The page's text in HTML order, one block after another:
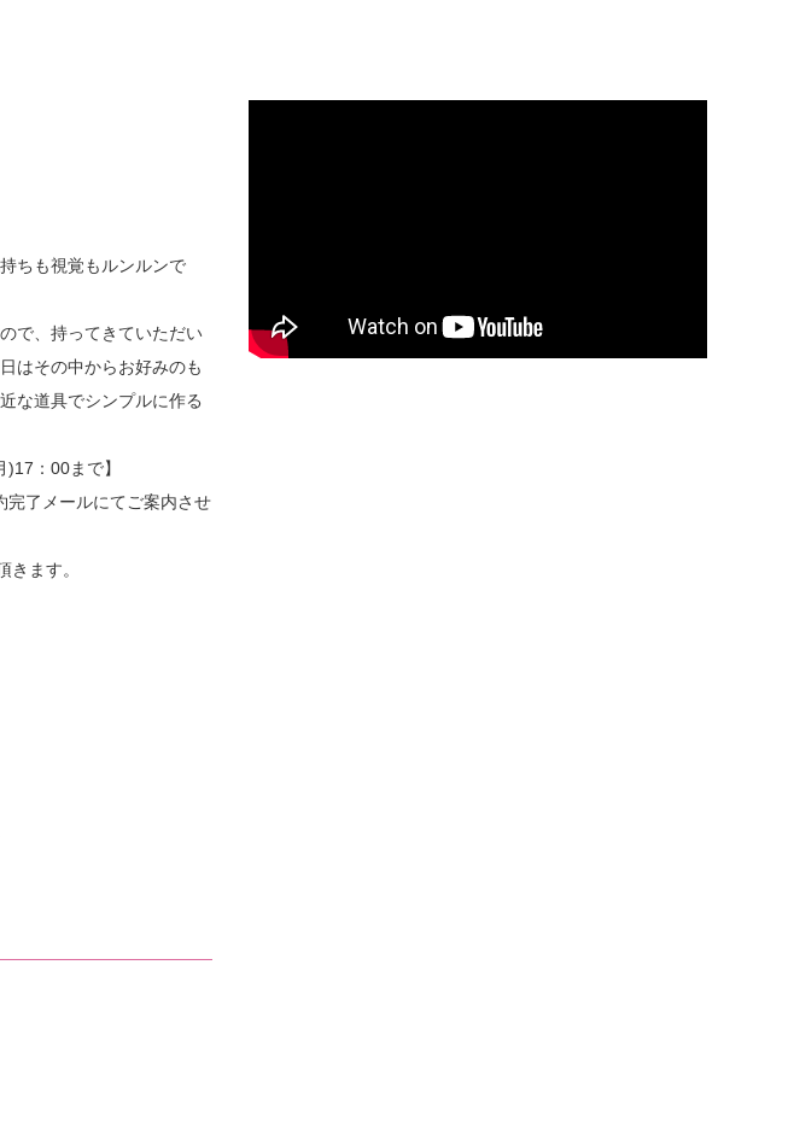
ちも視覚もルンルンで
で、持ってきていただい
はその中からお好みのも
な道具でシンプルに作る
：00まで】
了メールにてご案内させ
ます。